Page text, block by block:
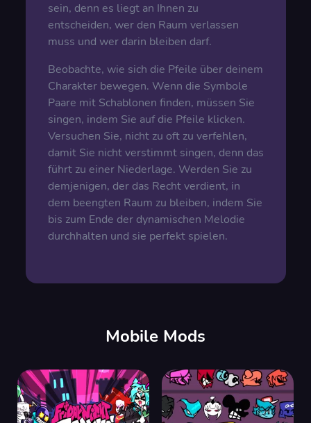
sein, denn es liegt an Ihnen zu
entscheiden, wer den Raum verlassen
muss und wer darin bleiben darf.
Beobachte, wie sich die Pfeile über deinem
Charakter bewegen. Wenn die Symbole
Paare mit Schablonen finden, müssen Sie
singen, indem Sie auf die Pfeile klicken.
Versuchen Sie, nicht zu oft zu verfehlen,
damit Sie nicht verstimmt singen, denn das
führt zu einer Niederlage. Werden Sie zu
demjenigen, der das Recht verdient, in
dem beengten Raum zu bleiben, indem Sie
bis zum Ende der dynamischen Melodie
durchhalten und sie perfekt spielen.
Mobile Mods